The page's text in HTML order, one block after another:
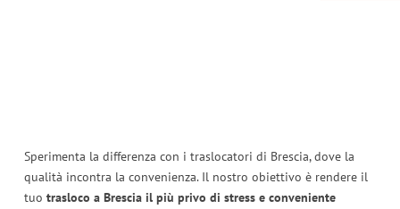
Sperimenta la differenza con i traslocatori di Brescia, dove la
qualità incontra la convenienza. Il nostro obiettivo è rendere il
tuo trasloco a Brescia il più privo di stress e conveniente